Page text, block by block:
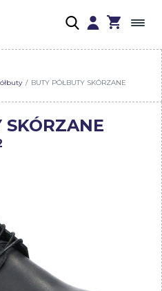
BUTY PÓŁBUTY SKÓRZANE